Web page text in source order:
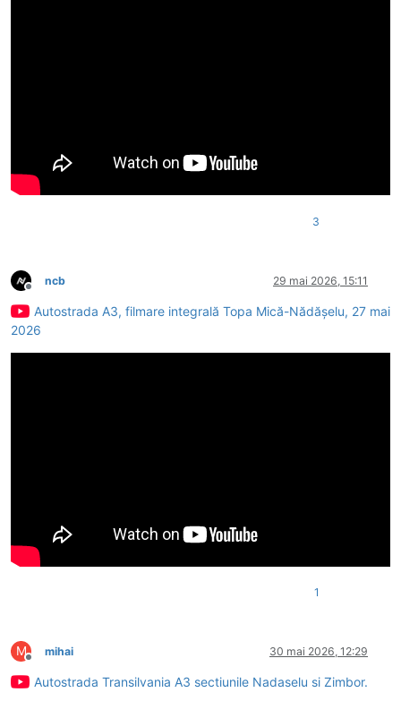
3
Deconectat
ncb 29 mai 2026, 15:11
Autostrada A3, filmare integrală Topa Mică-Nădășelu, 27 mai
2026
1
M
Deconectat
mihai 30 mai 2026, 12:29
Autostrada Transilvania A3 sectiunile Nadaselu si Zimbor.